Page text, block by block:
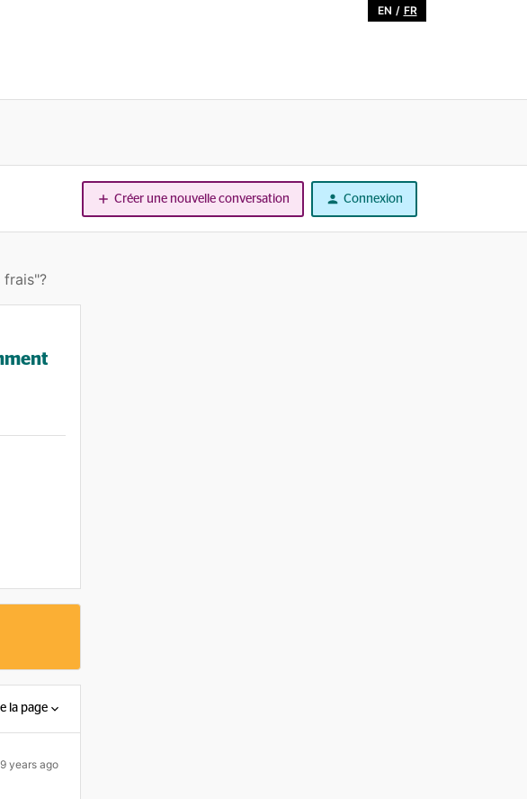
EN / FR
Créer une nouvelle conversation Connexion
frais"?
la page
years ago